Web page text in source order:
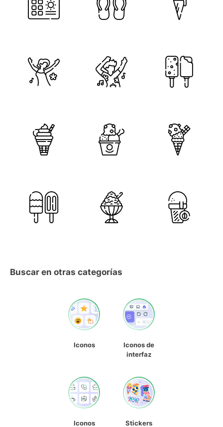
Buscar en otras categorías
Iconos
Iconos de
interfaz
Iconos
Stickers